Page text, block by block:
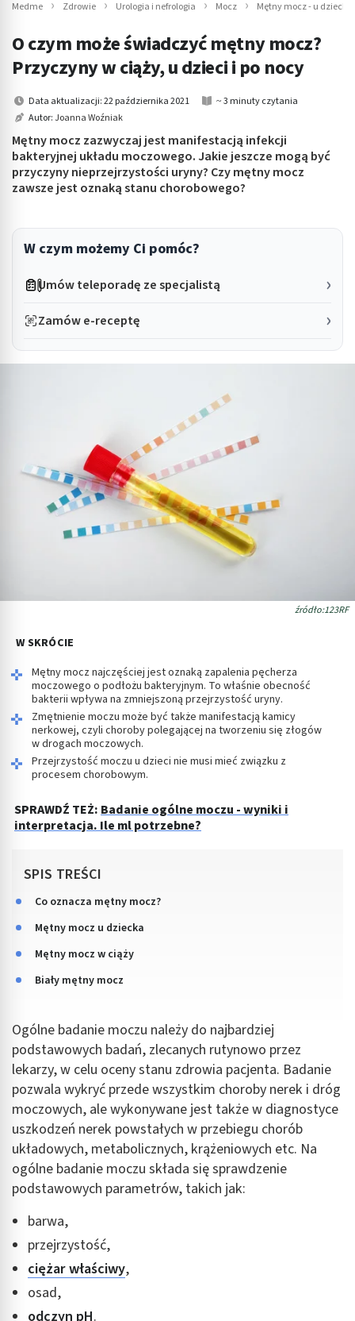
Medme Zdrowie Urologia i nefrologia Mocz Mętny mocz - u
O czym może świadczyć mętny mocz?
Przyczyny w ciąży, u dzieci i po nocy
Data aktualizacji: 22 października 2021
~ 3 minuty czytania
Autor:Joanna Woźniak
Mętny mocz zazwyczaj jest manifestacją infekcji
bakteryjnej układu moczowego. Jakie jeszcze mogą być
przyczyny nieprzejrzystości uryny? Czy mętny mocz
zawsze jest oznaką stanu chorobowego?
W czym możemy Ci pomóc?
Umów teleporadę ze specjalistą
Zamów e-receptę
źródło:123RF
W SKRÓCIE
Mętny mocz najczęściej jest oznaką zapalenia pęcherza
moczowego o podłożu bakteryjnym. To właśnie obecność
bakterii wpływa na zmniejszoną przejrzystość uryny.
Zmętnienie moczu może być także manifestacją kamicy
nerkowej, czyli choroby polegającej na tworzeniu się złogów
w drogach moczowych.
Przejrzystość moczu u dzieci nie musi mieć związku z
procesem chorobowym.
SPRAWDŹ TEŻ: Badanie ogólne moczu - wyniki i
interpretacja. Ile ml potrzebne?
SPIS TREŚCI
Co oznacza mętny mocz?
Mętny mocz u dziecka
Mętny mocz w ciąży
Biały mętny mocz
Ogólne badanie moczu należy do najbardziej
podstawowych badań, zlecanych rutynowo przez
lekarzy, w celu oceny stanu zdrowia pacjenta. Badanie
pozwala wykryć przede wszystkim choroby nerek i dróg
moczowych, ale wykonywane jest także w diagnostyce
uszkodzeń nerek powstałych w przebiegu chorób
układowych, metabolicznych, krążeniowych etc. Na
ogólne badanie moczu składa się sprawdzenie
podstawowych parametrów, takich jak:
barwa,
przejrzystość,
ciężar właściwy,
osad,
odczyn pH.